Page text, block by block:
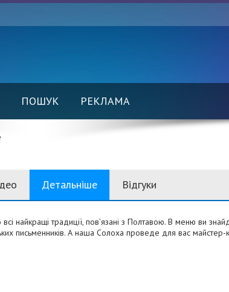
ПОШУК РЕКЛАМА
Детальніше Відгуки
найкращі традиції, пов’язані з Полтавою. В меню ви
письменників. А наша Солоха проведе для вас